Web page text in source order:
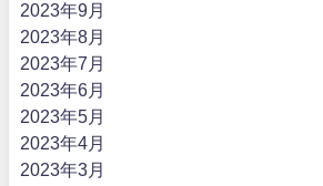
2023年9月
2023年8月
2023年7月
2023年6月
2023年5月
2023年4月
2023年3月